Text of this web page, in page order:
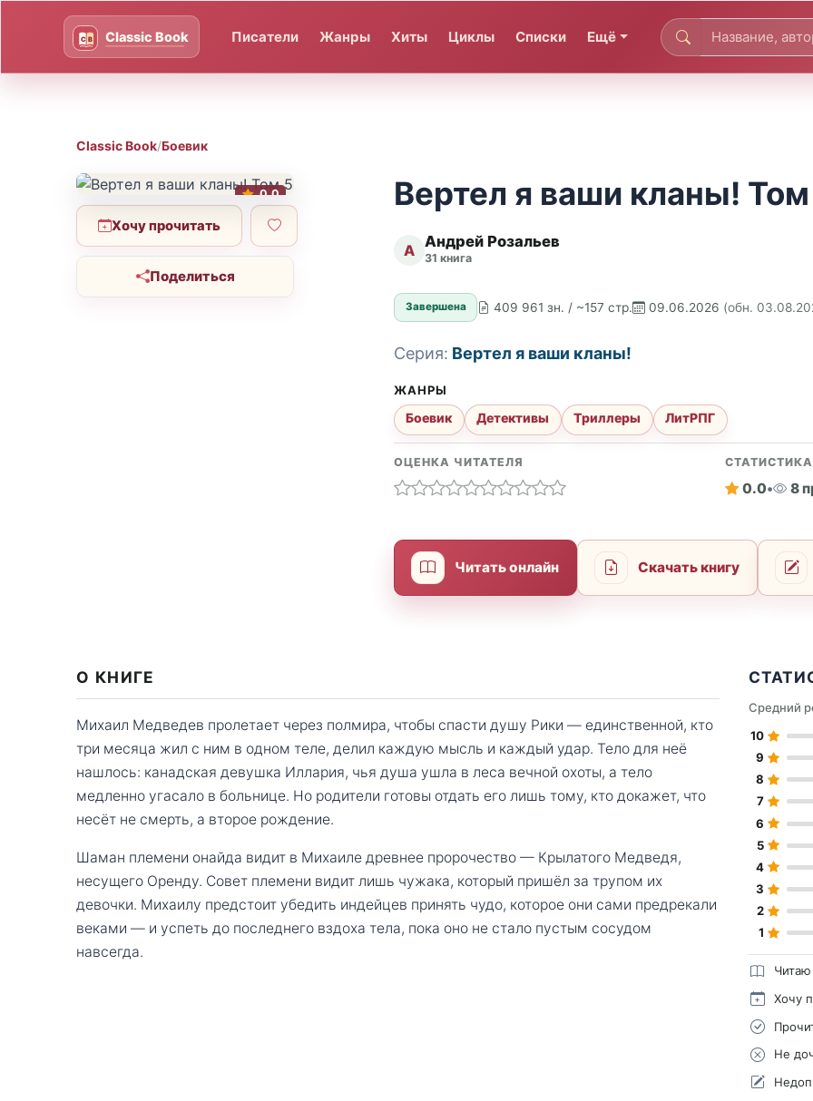
Писатели Жанры Хиты Циклы Списки Ещё
Classic Book/Боевик
0.0
Хочу прочитать
Поделиться
Вертел я ваши кланы!
А Андрей Розальев
31 книга
Завершена 409 961 зн. / ~157 стр. 09.06.2026 (обн.
Серия: Вертел я ваши кланы!
ЖАНРЫ
Боевик Детективы Триллеры ЛитРПГ
ОЦЕНКА ЧИТАТЕЛЯ СТАТИСТИКА
0.0• 8
Читать онлайн Скачать книгу
О КНИГЕ
Михаил Медведев пролетает через полмира, чтобы спасти душу Рики — единственной, кто
три месяца жил с ним в одном теле, делил каждую мысль и каждый удар. Тело для неё
нашлось: канадская девушка Иллария, чья душа ушла в леса вечной охоты, а тело
медленно угасало в больнице. Но родители готовы отдать его лишь тому, кто докажет, что
несёт не смерть, а второе рождение.
Шаман племени онайда видит в Михаиле древнее пророчество — Крылатого Медведя,
несущего Оренду. Совет племени видит лишь чужака, который пришёл за трупом их
девочки. Михаилу предстоит убедить индейцев принять чудо, которое они сами предрекали
веками — и успеть до последнего вздоха тела, пока оно не стало пустым сосудом
навсегда.
Средний
10
9
8
7
6
5
4
3
2
1
Читаю
Хочу
Не